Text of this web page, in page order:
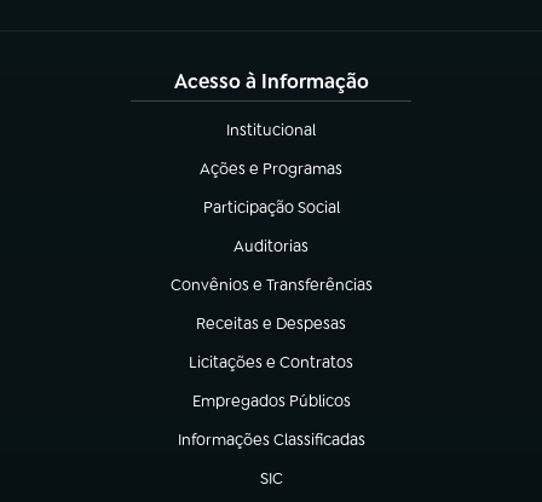
Acesso à Informação
Institucional
(abre em nova aba)
Ações e Programas
(abre em nova aba)
Participação Social
(abre em nova aba)
Auditorias
(abre em nova aba)
Convênios e Transferências
(abre em nova aba)
Receitas e Despesas
(abre em nova aba)
Licitações e Contratos
(abre em nova aba)
Empregados Públicos
(abre em nova aba)
Informações Classificadas
(abre em nova aba)
SIC
(abre em nova aba)